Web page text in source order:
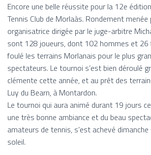
Encore une belle réussite pour la 12e
Tennis Club de Morlaàs. Rondement menée
organisatrice dirigée par le juge-arbitre
sont 128 joueurs, dont 102 hommes et 26
foulé les terrains Morlanais pour le plus
spectateurs. Le tournoi s’est bien déroulé
clémente cette année, et au prêt des
Luy du Bearn, à Montardon.
Le tournoi qui aura animé durant 19 jours
une très bonne ambiance et du beau
amateurs de tennis, s’est achevé
soleil.